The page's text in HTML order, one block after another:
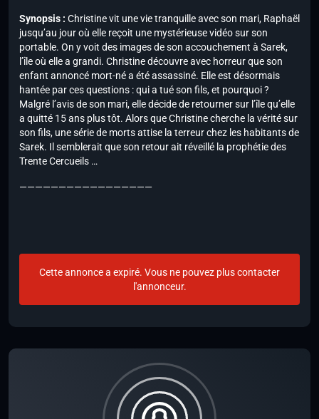
Synopsis : Christine vit une vie tranquille avec son mari, Raphaël
jusqu’au jour où elle reçoit une mystérieuse vidéo sur son
portable. On y voit des images de son accouchement à Sarek,
l’île où elle a grandi. Christine découvre avec horreur que son
enfant annoncé mort-né a été assassiné. Elle est désormais
hantée par ces questions : qui a tué son fils, et pourquoi ?
Malgré l’avis de son mari, elle décide de retourner sur l’île qu’elle
a quitté 15 ans plus tôt. Alors que Christine cherche la vérité sur
son fils, une série de morts attise la terreur chez les habitants de
Sarek. Il semblerait que son retour ait réveillé la prophétie des
Trente Cercueils …
—————————————————
Cette annonce a expiré. Vous ne pouvez plus contacter
l'annonceur.